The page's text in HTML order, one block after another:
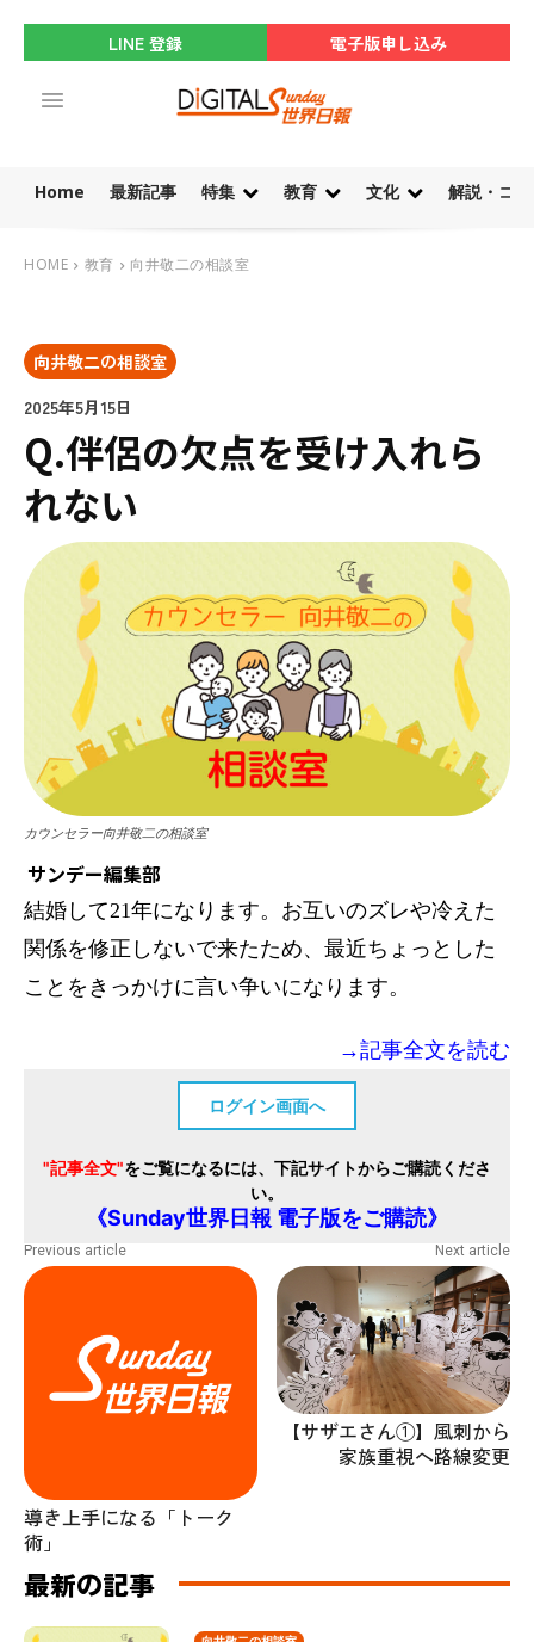
LINE 登録 電子版申し込み
Home 最新記事 特集 教育 文化 解説・コ
HOME 教育 向井敬二の相談室
向井敬二の相談室
2025年5月15日
Q.伴侶の欠点を受け入れら
れない
カウンセラー向井敬二の相談室
サンデー編集部
結婚して21年になります。お互いのズレや冷えた
関係を修正しないで来たため、最近ちょっとした
ことをきっかけに言い争いになります。
→記事全文を読む
ログイン画面へ
"記事全文"をご覧になるには、下記サイトからご購読くださ
い。
《Sunday世界日報 電子版をご購読》
Previous article
導き上手になる「トーク
術」
Next article
【サザエさん①】風刺から
家族重視へ路線変更
最新の記事